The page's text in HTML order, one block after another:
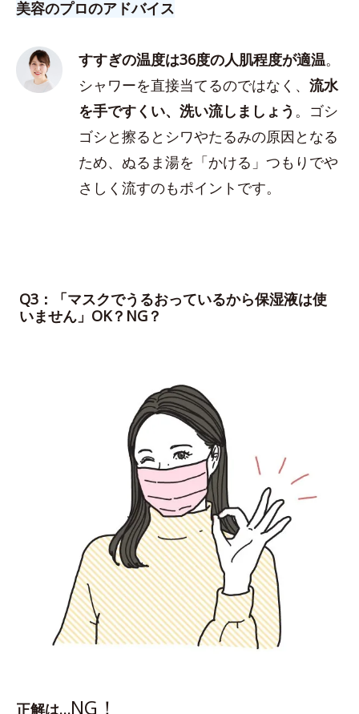
美容のプロのアドバイス
すすぎの温度は36度の人肌程度が適温。
シャワーを直接当てるのではなく、流水
を手ですくい、洗い流しましょう 。ゴシ
ゴシと擦るとシワやたるみの原因となる
ため、ぬるま湯を「かける」つもりでや
さしく流すのもポイントです。
Q3：「マスクでうるおっているから保湿液は使
いません」OK？NG？
正解は…NG！